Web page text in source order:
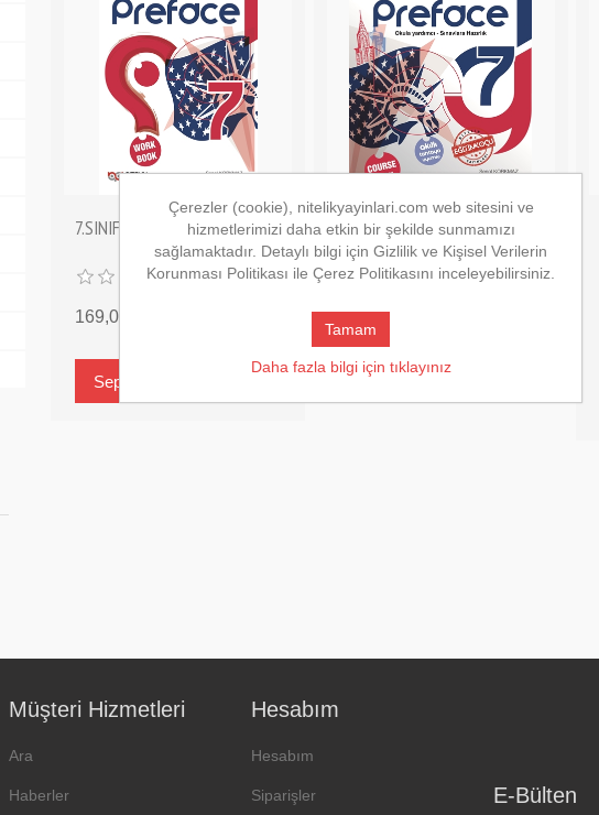
7.SINIF PREFACE WORKBOOK
169,00 ₺
7.SINIF PREFACE COURSE
BOOK
100,00 ₺
Müşteri Hizmetleri
Ara
Haberler
Hesabım
Hesabım
Siparişler E-Bülten
Çerezler (cookie), nitelikyayinlari.com web sitesini ve
hizmetlerimizi daha etkin bir şekilde sunmamızı
sağlamaktadır. Detaylı bilgi için Gizlilik ve Kişisel Verilerin
Korunması Politikası ile Çerez Politikasını inceleyebilirsiniz.
Tamam
Daha fazla bilgi için tıklayınız